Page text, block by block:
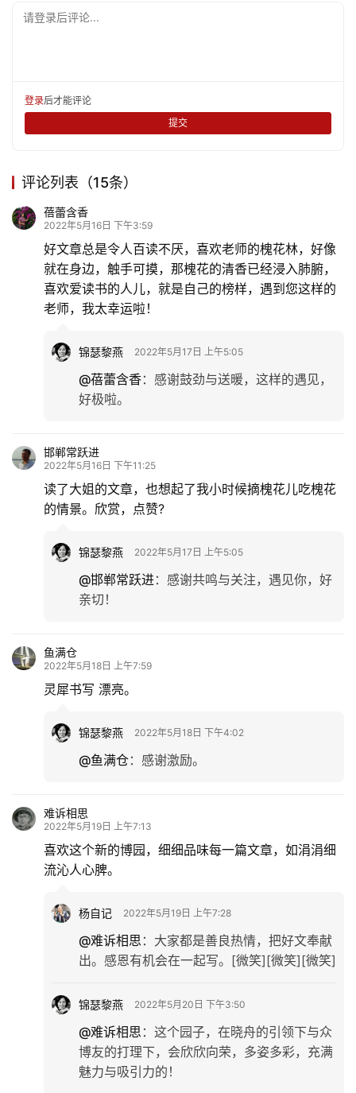
请登录后评论...
登录后才能评论
提交
评论列表（15条）
蓓蕾含香
2022年5月16日 下午3:59
好文章总是令人百读不厌，喜欢老师的槐花林，好像
就在身边，触手可摸，那槐花的清香已经浸入肺腑，
喜欢爱读书的人儿，就是自己的榜样，遇到您这样的
老师，我太幸运啦！
锦瑟黎燕 2022年5月17日 上午5:05
@蓓蕾含香： 感谢鼓劲与送暖，这样的遇见，
好极啦。
邯郸常跃进
2022年5月16日 下午11:25
读了大姐的文章，也想起了我小时候摘槐花儿吃槐花
的情景。欣赏，点赞?
锦瑟黎燕 2022年5月17日 上午5:05
@邯郸常跃进： 感谢共鸣与关注，遇见你，好
亲切！
鱼满仓
2022年5月18日 上午7:59
灵犀书写 漂亮。
锦瑟黎燕 2022年5月18日 下午4:02
@鱼满仓： 感谢激励。
难诉相思
2022年5月19日 上午7:13
喜欢这个新的博园，细细品味每一篇文章，如涓涓细
流沁人心脾。
杨自记 2022年5月19日 上午7:28
@难诉相思 ： 大家都是善良热情，把好文奉献
出。感恩有机会在一起写。[微笑][微笑][微笑]
锦瑟黎燕 2022年5月20日 下午3:50
@难诉相思 ： 这个园子，在晓舟的引领下与众
博友的打理下，会欣欣向荣，多姿多彩，充满
魅力与吸引力的！